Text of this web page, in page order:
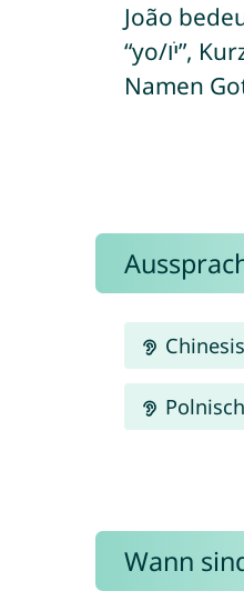
João
“yo/יֹו”, Kurzform von “yeho/יְהוֹ” = bezieht sich auf den hebräischen
Polnisch
Wann